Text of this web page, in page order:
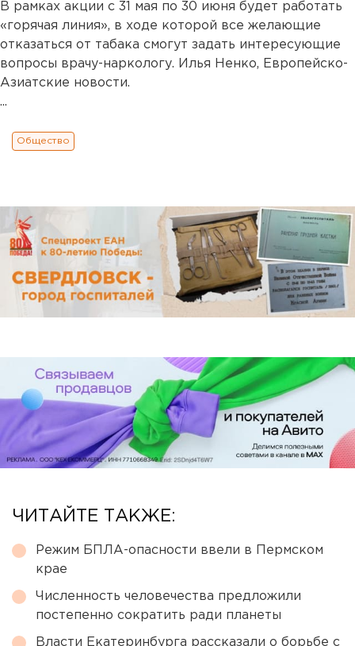
В рамках акции с 31 мая по 30 июня будет работать
«горячая линия», в ходе которой все желающие
отказаться от табака смогут задать интересующие
вопросы врачу-наркологу. Илья Ненко, Европейско-
Азиатские новости.
...
Общество
ЧИТАЙТЕ ТАКЖЕ:
Режим БПЛА-опасности ввели в Пермском
крае
Численность человечества предложили
постепенно сократить ради планеты
Власти Екатеринбурга рассказали о борьбе с